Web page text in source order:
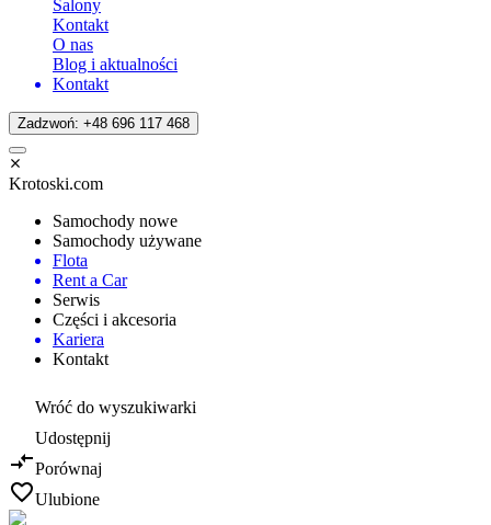
Salony
Kontakt
O nas
Blog i aktualności
Kontakt
Zadzwoń: +48 696 117 468
Krotoski.com
Samochody nowe
Samochody używane
Flota
Rent a Car
Serwis
Części i akcesoria
Kariera
Kontakt
Wróć do wyszukiwarki
Udostępnij
Porównaj
Ulubione